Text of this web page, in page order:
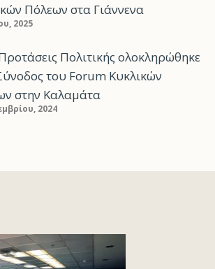
Πόλεων στα Γιάννενα
2025
Πολιτικής ολοκληρώθηκε
του Forum Κυκλικών
στην Καλαμάτα
2024